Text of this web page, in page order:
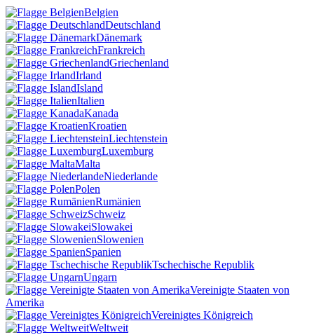
Belgien
Deutschland
Dänemark
Frankreich
Griechenland
Irland
Island
Italien
Kanada
Kroatien
Liechtenstein
Luxemburg
Malta
Niederlande
Polen
Rumänien
Schweiz
Slowakei
Slowenien
Spanien
Tschechische Republik
Ungarn
Vereinigte Staaten von
Amerika
Vereinigtes Königreich
Weltweit